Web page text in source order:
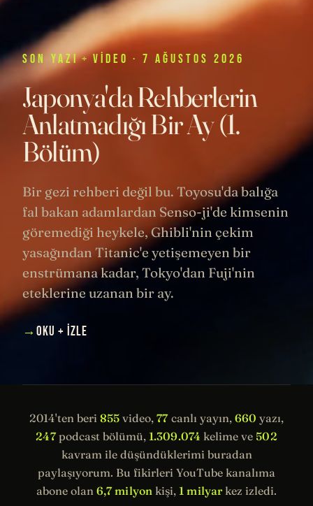
SON YAZI + VIDEO · 7 AĞUSTOS 2026
Japonya'da Rehberlerin
Anlatmadığı Bir Ay (1.
Bölüm)
Bir gezi rehberi değil bu. Toyosu'da balığa
fal bakan adamlardan Senso-ji'de kimsenin
göremediği heykele, Ghibli'nin çekim
yasağından Titanic'e yetişemeyen bir
enstrümana kadar, Tokyo'dan Fuji'nin
eteklerine uzanan bir ay.
→ OKU + İZLE
2014'ten beri 855 video,77canlı yayın, 660 yazı,
247podcast bölümü, 1.309.074 kelime ve 502
kavram ile düşündüklerimi buradan
paylaşıyorum. Bu fikirleri YouTube kanalıma
abone olan 6,7 milyon kişi, 1 milyarkez izledi.